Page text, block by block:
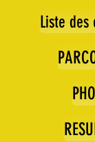
Liste des